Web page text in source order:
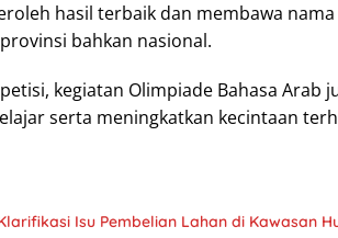
hasil terbaik dan membawa nama
bahkan nasional.
kegiatan Olimpiade Bahasa Arab
serta meningkatkan kecintaan
Isu Pembelian Lahan di Kawasan